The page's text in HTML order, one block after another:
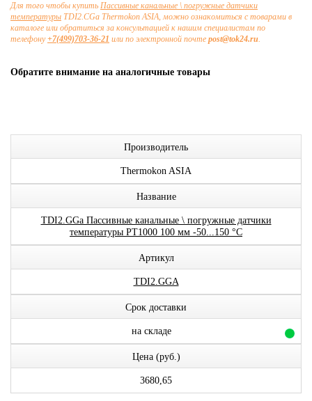
Для того чтобы купить Пассивные канальные \ погружные датчики
температуры TDI2.CGa Thermokon ASIA, можно ознакомиться с товарами в
каталоге или обратиться за консультацией к нашим специалистам по
телефону+7(499)703-36-21 или по электронной почте post@tok24.ru.
Обратите внимание на аналогичные товары
Производитель
Thermokon ASIA
Название
TDI2.GGa Пассивные канальные \ погружные датчики
температуры PT1000 100 мм -50...150 °C
Артикул
TDI2.GGA
Срок доставки
на складе
Цена (руб.)
3680,65